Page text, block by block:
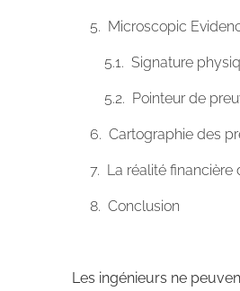
Microscopic
Signature
Pointeur de
Cartographie des
La réalité financière
Conclusion
Les ingénieurs ne